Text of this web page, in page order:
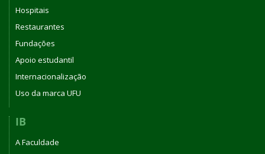
Hospitais
Restaurantes
Fundações
Apoio estudantil
Internacionalização
Uso da marca UFU
IB
A Faculdade